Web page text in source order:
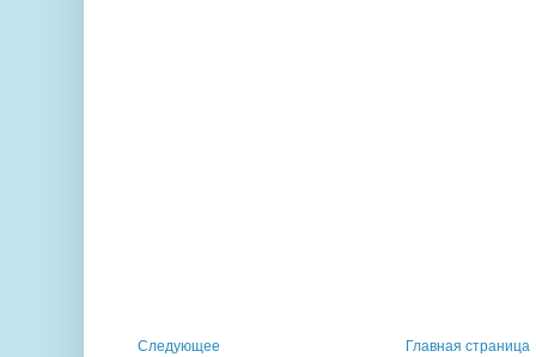
Следующее Главная страница